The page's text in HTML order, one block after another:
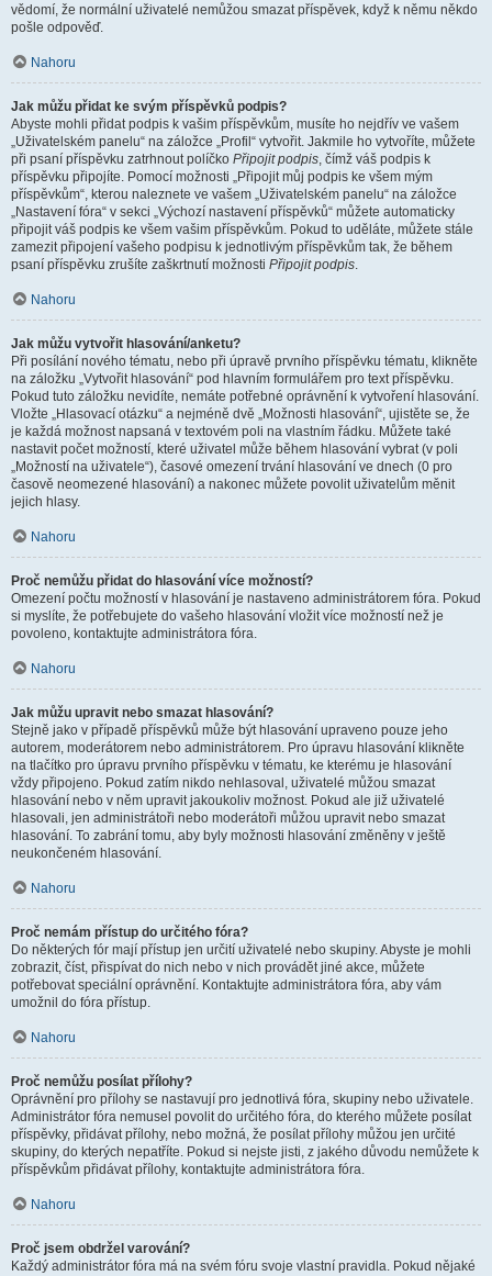
vědomí, že normální uživatelé nemůžou smazat příspěvek, když k němu někdo
pošle odpověď.
Nahoru
Jak můžu přidat ke svým příspěvků podpis?
Abyste mohli přidat podpis k vašim příspěvkům, musíte ho nejdřív ve vašem
„Uživatelském panelu“ na záložce „Profil“ vytvořit. Jakmile ho vytvoříte, můžete
při psaní příspěvku zatrhnout políčko Připojit podpis, čímž váš podpis k
příspěvku připojíte. Pomocí možnosti „Připojit můj podpis ke všem mým
příspěvkům“, kterou naleznete ve vašem „Uživatelském panelu“ na záložce
„Nastavení fóra“ v sekci „Výchozí nastavení příspěvků“ můžete automaticky
připojit váš podpis ke všem vašim příspěvkům. Pokud to uděláte, můžete stále
zamezit připojení vašeho podpisu k jednotlivým příspěvkům tak, že během
psaní příspěvku zrušíte zaškrtnutí možnosti Připojit podpis.
Nahoru
Jak můžu vytvořit hlasování/anketu?
Při posílání nového tématu, nebo při úpravě prvního příspěvku tématu, klikněte
na záložku „Vytvořit hlasování“ pod hlavním formulářem pro text příspěvku.
Pokud tuto záložku nevidíte, nemáte potřebné oprávnění k vytvoření hlasování.
Vložte „Hlasovací otázku“ a nejméně dvě „Možnosti hlasování“, ujistěte se, že
je každá možnost napsaná v textovém poli na vlastním řádku. Můžete také
nastavit počet možností, které uživatel může během hlasování vybrat (v poli
„Možností na uživatele“), časové omezení trvání hlasování ve dnech (0 pro
časově neomezené hlasování) a nakonec můžete povolit uživatelům měnit
jejich hlasy.
Nahoru
Proč nemůžu přidat do hlasování více možností?
Omezení počtu možností v hlasování je nastaveno administrátorem fóra. Pokud
si myslíte, že potřebujete do vašeho hlasování vložit více možností než je
povoleno, kontaktujte administrátora fóra.
Nahoru
Jak můžu upravit nebo smazat hlasování?
Stejně jako v případě příspěvků může být hlasování upraveno pouze jeho
autorem, moderátorem nebo administrátorem. Pro úpravu hlasování klikněte
na tlačítko pro úpravu prvního příspěvku v tématu, ke kterému je hlasování
vždy připojeno. Pokud zatím nikdo nehlasoval, uživatelé můžou smazat
hlasování nebo v něm upravit jakoukoliv možnost. Pokud ale již uživatelé
hlasovali, jen administrátoři nebo moderátoři můžou upravit nebo smazat
hlasování. To zabrání tomu, aby byly možnosti hlasování změněny v ještě
neukončeném hlasování.
Nahoru
Proč nemám přístup do určitého fóra?
Do některých fór mají přístup jen určití uživatelé nebo skupiny. Abyste je mohli
zobrazit, číst, přispívat do nich nebo v nich provádět jiné akce, můžete
potřebovat speciální oprávnění. Kontaktujte administrátora fóra, aby vám
umožnil do fóra přístup.
Nahoru
Proč nemůžu posílat přílohy?
Oprávnění pro přílohy se nastavují pro jednotlivá fóra, skupiny nebo uživatele.
Administrátor fóra nemusel povolit do určitého fóra, do kterého můžete posílat
příspěvky, přidávat přílohy, nebo možná, že posílat přílohy můžou jen určité
skupiny, do kterých nepatříte. Pokud si nejste jisti, z jakého důvodu nemůžete k
příspěvkům přidávat přílohy, kontaktujte administrátora fóra.
Nahoru
Proč jsem obdržel varování?
Každý administrátor fóra má na svém fóru svoje vlastní pravidla. Pokud nějaké